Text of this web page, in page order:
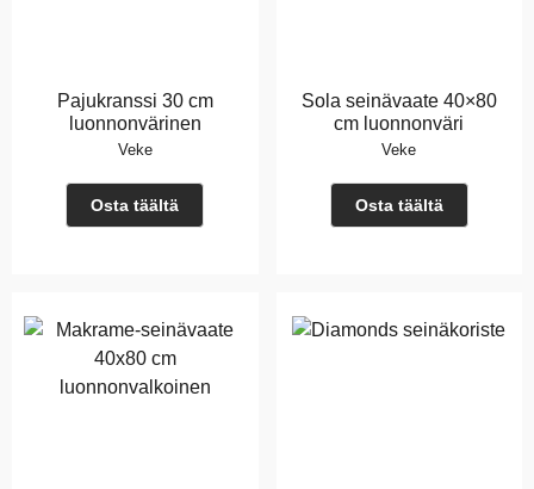
Pajukranssi 30 cm
luonnonvärinen
Veke
Osta täältä
Sola seinävaate 40×80
cm luonnonväri
Veke
Osta täältä